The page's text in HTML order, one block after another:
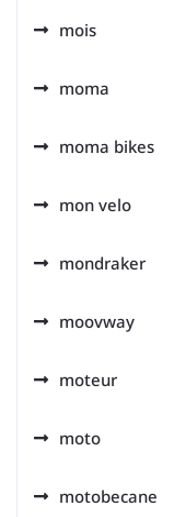
mois
moma
moma bikes
mon velo
mondraker
moovway
moteur
moto
motobecane